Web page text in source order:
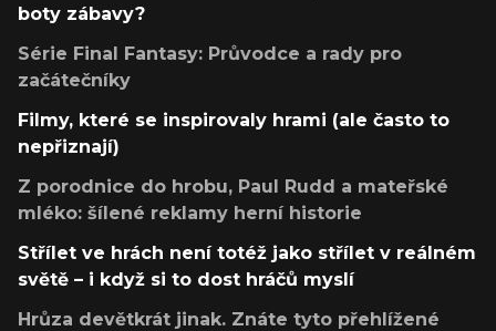
boty zábavy?
Série Final Fantasy: Průvodce a rady pro
začátečníky
Filmy, které se inspirovaly hrami (ale často to
nepřiznají)
Z porodnice do hrobu, Paul Rudd a mateřské
mléko: šílené reklamy herní historie
Střílet ve hrách není totéž jako střílet v reálném
světě – i když si to dost hráčů myslí
Hrůza devětkrát jinak. Znáte tyto přehlížené